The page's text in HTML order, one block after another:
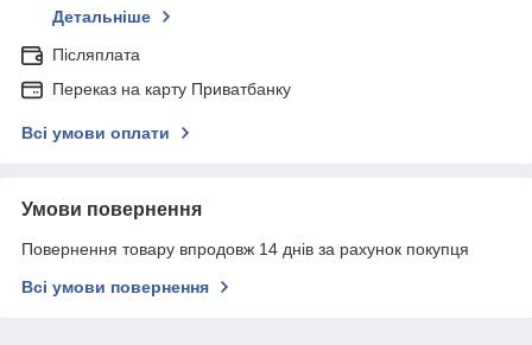
Детальніше
Післяплата
Переказ на карту Приватбанку
Всі умови оплати
Умови повернення
Повернення товару впродовж 14 днів за рахунок покупця
Всі умови повернення